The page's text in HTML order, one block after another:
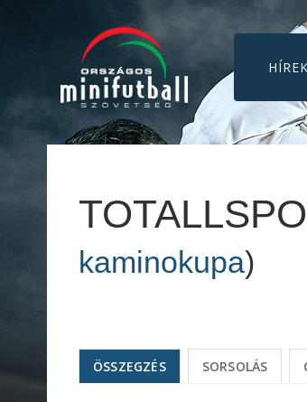
HÍREK
kaminokupa)
ÖSSZEGZÉS SORSOLÁS